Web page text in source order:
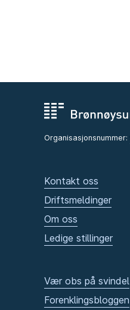
Organisasjonsnummer:
Kontakt oss
Driftsmeldinger
Om oss
Ledige stillinger
Vær obs på svindel
Forenklingsbloggen